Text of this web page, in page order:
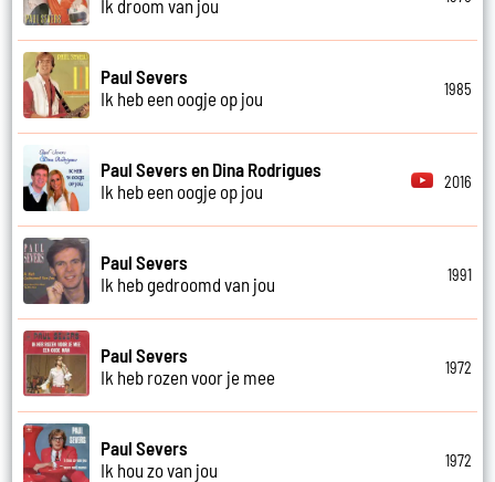
Ik droom van jou
Paul Severs
Ik heb een oogje op jou
1985
Paul Severs en Dina Rodrigues
Ik heb een oogje op jou
2016
Paul Severs
Ik heb gedroomd van jou
1991
Paul Severs
Ik heb rozen voor je mee
1972
Paul Severs
Ik hou zo van jou
1972